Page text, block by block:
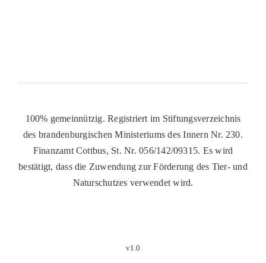
100% gemeinnützig. Registriert im Stiftungsverzeichnis
des brandenburgischen Ministeriums des Innern Nr. 230.
Finanzamt Cottbus, St. Nr. 056/142/09315. Es wird
bestätigt, dass die Zuwendung zur Förderung des Tier- und
Naturschutzes verwendet wird.
v1.0